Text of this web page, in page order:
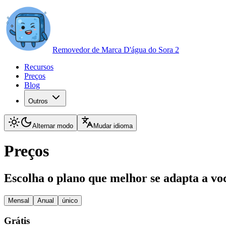
Removedor de Marca D'água do Sora 2
Recursos
Preços
Blog
Outros
Alternar modo Mudar idioma
Preços
Escolha o plano que melhor se adapta a
Mensal Anual único
Grátis